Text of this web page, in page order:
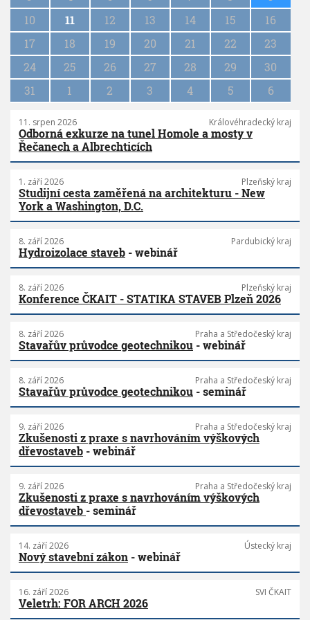
a
i
o
10
11 12 13 14 15
16
17
18 19 20 21 22
23
24
25 26 27 28 29
30
31
1 2 3 4 5 6
11. srpen 2026 Královéhradecký kraj
Odborná exkurze na tunel Homole a mosty v
Řečanech a Albrechticích
1. září 2026 Plzeňský kraj
Studijní cesta zaměřená na architekturu - New
York a Washington, D.C.
8. září 2026 Pardubický kraj
Hydroizolace staveb - webinář
8. září 2026 Plzeňský kraj
Konference ČKAIT - STATIKA STAVEB Plzeň 2026
8. září 2026 Praha a Středočeský kraj
Stavařův průvodce geotechnikou - webinář
8. září 2026 Praha a Středočeský kraj
Stavařův průvodce geotechnikou - seminář
9. září 2026 Praha a Středočeský kraj
Zkušenosti z praxe s navrhováním výškových
dřevostaveb - webinář
9. září 2026 Praha a Středočeský kraj
Zkušenosti z praxe s navrhováním výškových
dřevostaveb - seminář
14. září 2026 Ústecký kraj
Nový stavební zákon - webinář
16. září 2026 SVI ČKAIT
Veletrh: FOR ARCH 2026